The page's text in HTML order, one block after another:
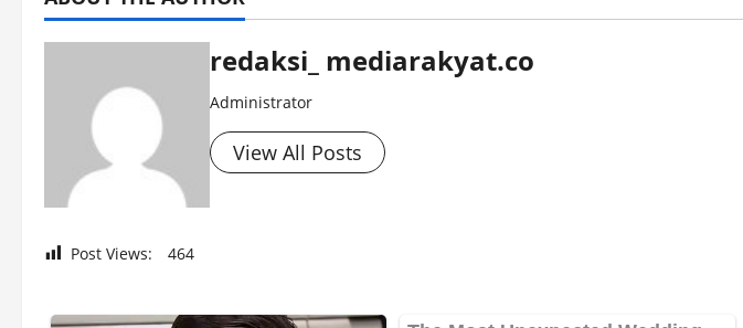
redaksi_ mediarakyat.co
Administrator
View All Posts
Post Views: 464